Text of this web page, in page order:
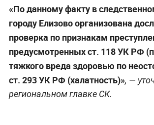
«По данному факту в
городу Елизово организована
проверка по признакам
предусмотренных ст. 118 УК РФ
тяжкого вреда здоровью по
ст. 293 УК РФ (халатность)», —
региональном главке СК.